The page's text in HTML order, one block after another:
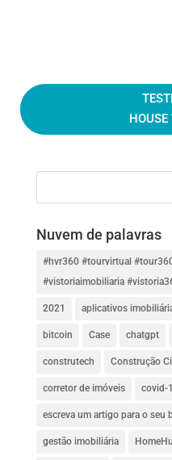
Nuvem de palavras
#hvr360 #tourvirtual
#vistoriaimobiliaria
2021 aplicativos
bitcoin Case chatgpt
construtech Construção
corretor de imóveis covid-
escreva um artigo para o seu
gestão imobiliária